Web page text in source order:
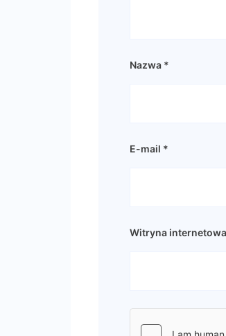
Nazwa *
E-mail *
Witryna internetowa